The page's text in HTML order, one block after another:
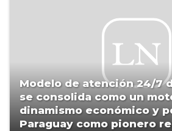
Modelo de atención 24/7
se consolida como un
dinamismo económico y
Paraguay como pionero